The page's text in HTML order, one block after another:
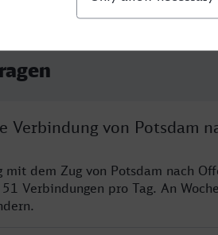
Verbindung von Potsdam
mit dem Zug von Potsdam nach
Verbindungen pro Tag. An